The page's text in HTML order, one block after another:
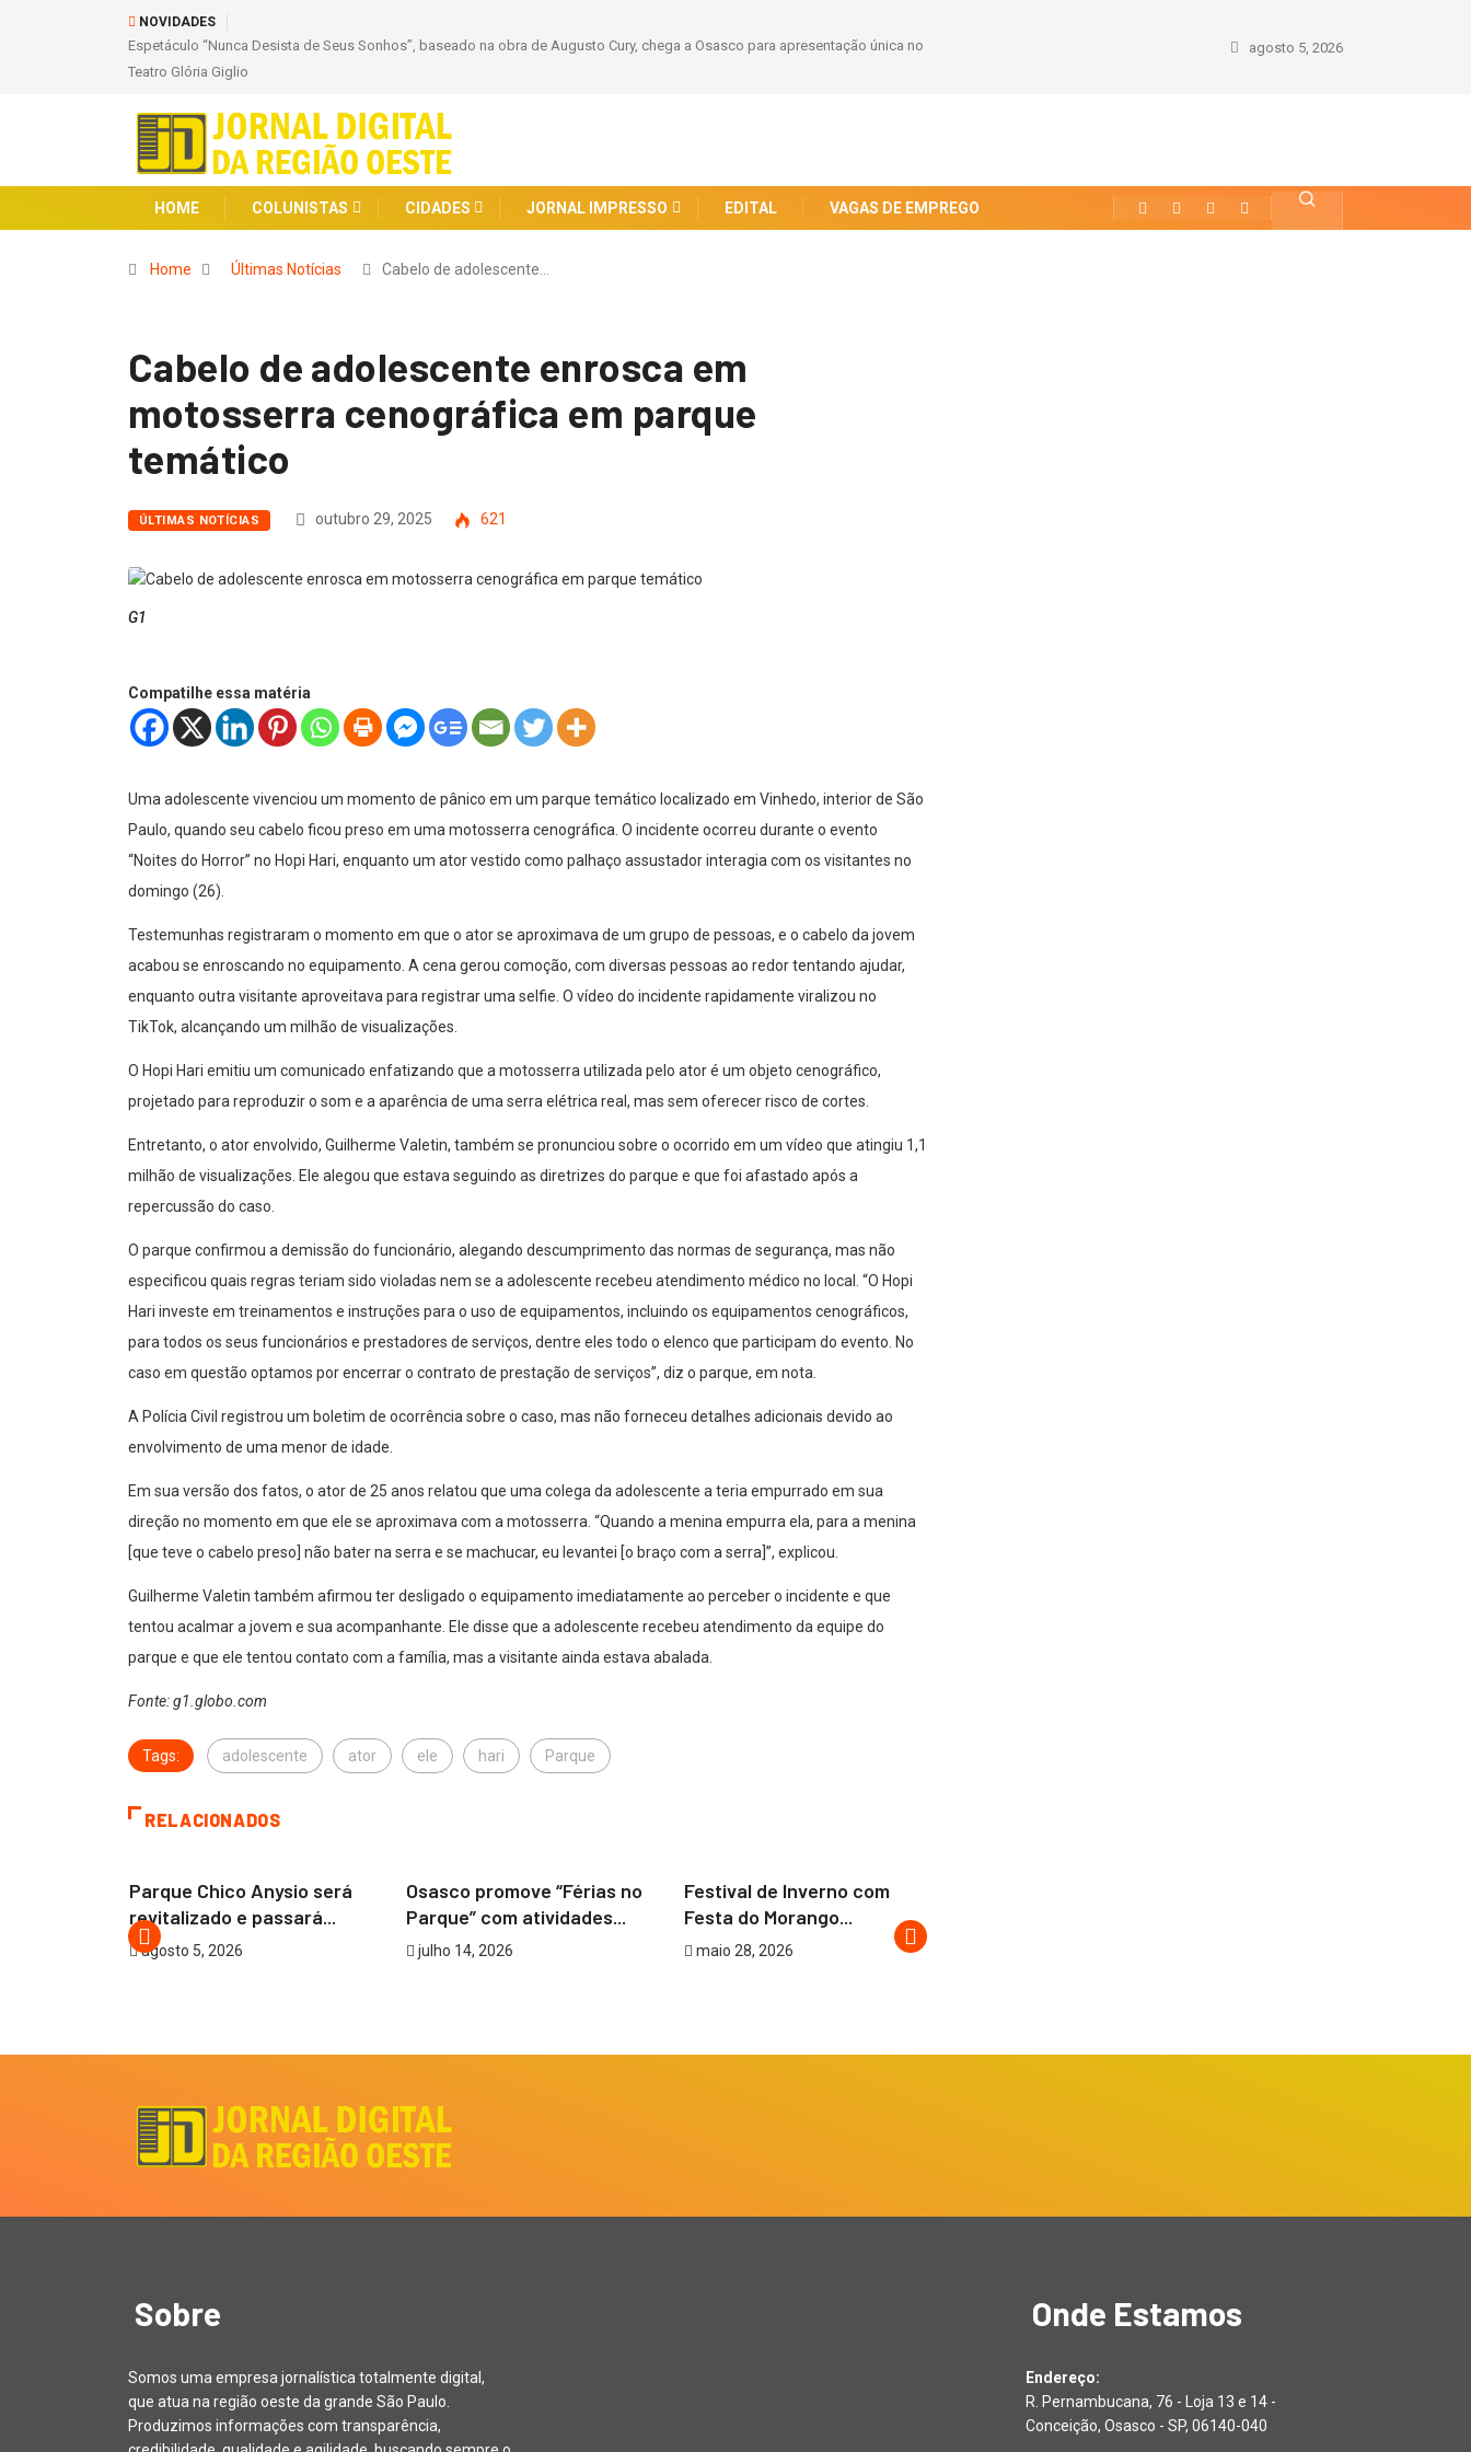
NOVIDADES
Espetáculo “Nunca Desista de Seus Sonhos”, baseado na obra de Augusto Cury, chega a Osasco para apresentação única no
Teatro Glória Giglio
agosto 5, 2026
HOME COLUNISTAS CIDADES JORNAL IMPRESSO EDITAL VAGAS DE EMPREGO
Home Últimas Notícias Cabelo de adolescente…
Cabelo de adolescente enrosca em
motosserra cenográfica em parque
temático
ÚLTIMAS NOTÍCIAS outubro 29, 2025 621
G1
Compatilhe essa matéria
Uma adolescente vivenciou um momento de pânico em um parque temático localizado em Vinhedo, interior de São
Paulo, quando seu cabelo ficou preso em uma motosserra cenográfica. O incidente ocorreu durante o evento
“Noites do Horror” no Hopi Hari, enquanto um ator vestido como palhaço assustador interagia com os visitantes no
domingo (26).
Testemunhas registraram o momento em que o ator se aproximava de um grupo de pessoas, e o cabelo da jovem
acabou se enroscando no equipamento. A cena gerou comoção, com diversas pessoas ao redor tentando ajudar,
enquanto outra visitante aproveitava para registrar uma selfie. O vídeo do incidente rapidamente viralizou no
TikTok, alcançando um milhão de visualizações.
O Hopi Hari emitiu um comunicado enfatizando que a motosserra utilizada pelo ator é um objeto cenográfico,
projetado para reproduzir o som e a aparência de uma serra elétrica real, mas sem oferecer risco de cortes.
Entretanto, o ator envolvido, Guilherme Valetin, também se pronunciou sobre o ocorrido em um vídeo que atingiu 1,1
milhão de visualizações. Ele alegou que estava seguindo as diretrizes do parque e que foi afastado após a
repercussão do caso.
O parque confirmou a demissão do funcionário, alegando descumprimento das normas de segurança, mas não
especificou quais regras teriam sido violadas nem se a adolescente recebeu atendimento médico no local. “O Hopi
Hari investe em treinamentos e instruções para o uso de equipamentos, incluindo os equipamentos cenográficos,
para todos os seus funcionários e prestadores de serviços, dentre eles todo o elenco que participam do evento. No
caso em questão optamos por encerrar o contrato de prestação de serviços”, diz o parque, em nota.
A Polícia Civil registrou um boletim de ocorrência sobre o caso, mas não forneceu detalhes adicionais devido ao
envolvimento de uma menor de idade.
Em sua versão dos fatos, o ator de 25 anos relatou que uma colega da adolescente a teria empurrado em sua
direção no momento em que ele se aproximava com a motosserra. “Quando a menina empurra ela, para a menina
[que teve o cabelo preso] não bater na serra e se machucar, eu levantei [o braço com a serra]”, explicou.
Guilherme Valetin também afirmou ter desligado o equipamento imediatamente ao perceber o incidente e que
tentou acalmar a jovem e sua acompanhante. Ele disse que a adolescente recebeu atendimento da equipe do
parque e que ele tentou contato com a família, mas a visitante ainda estava abalada.
Fonte: g1.globo.com
Tags: adolescente ator ele hari Parque
RELACIONADOS
Parque Chico Anysio será
revitalizado e passará...
agosto 5, 2026
Osasco promove “Férias no
Parque” com atividades...
julho 14, 2026
Festival de Inverno com
Festa do Morango...
maio 28, 2026
Sobre
Somos uma empresa jornalística totalmente digital,
que atua na região oeste da grande São Paulo.
Produzimos informações com transparência,
Onde Estamos
Endereço:
R. Pernambucana, 76 - Loja 13 e 14 -
Conceição, Osasco - SP, 06140-040